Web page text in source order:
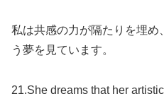
私は共感の力が隔たりを埋
う夢を見ています。
21.She dreams that her